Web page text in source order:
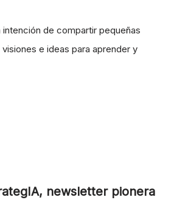
de compartir pequeñas
e ideas para aprender y
newsletter pionera